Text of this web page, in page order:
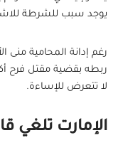
يوجد سبب للشرطة
رغم إدانة المحامية منى
ربطه بقضية مقتل فرح
لا تتعرض للإساءة.
الإمارت تلغي